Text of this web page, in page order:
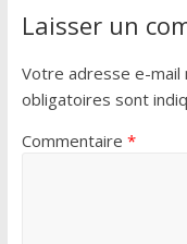
Laisser un
Votre adresse e-mail
obligatoires sont
Commentaire *